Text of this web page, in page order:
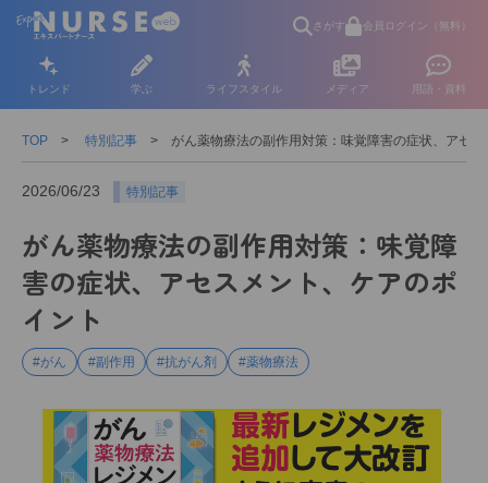
さがす 会員ログイン（無料）
トレンド 学ぶ ライフスタイル メディア 用語・資料
TOP 特別記事 がん薬物療法の副作用対策：味覚障害の症状、アセ
2026/06/23 特別記事
がん薬物療法の副作用対策：味覚障
害の症状、アセスメント、ケアのポ
イント
#がん #副作用 #抗がん剤 #薬物療法